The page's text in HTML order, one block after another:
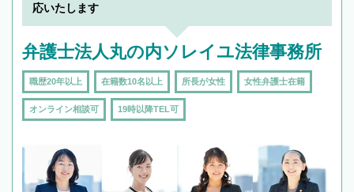
応いたします
弁護士法人丸の内ソレイユ法律事務所
職歴20年以上 在籍数10名以上 所長が女性 女性弁護士在籍
オンライン相談可 19時以降TEL可